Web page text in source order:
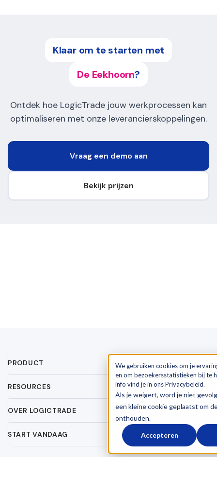
We gebruiken cookies om je
en om bezoekersstatistieken bij te
info vind je in ons Privacybeleid.
Als je weigert, word je niet
een kleine cookie geplaatst om
onthouden.
Accepteren
Klaar om te starten met
De Eekhoorn?
Ontdek hoe LogicTrade jouw werkprocessen kan
optimaliseren met onze leverancierskoppelingen.
Vraag een demo aan
Bekijk prijzen
PRODUCT
RESOURCES
OVER LOGICTRADE
START VANDAAG